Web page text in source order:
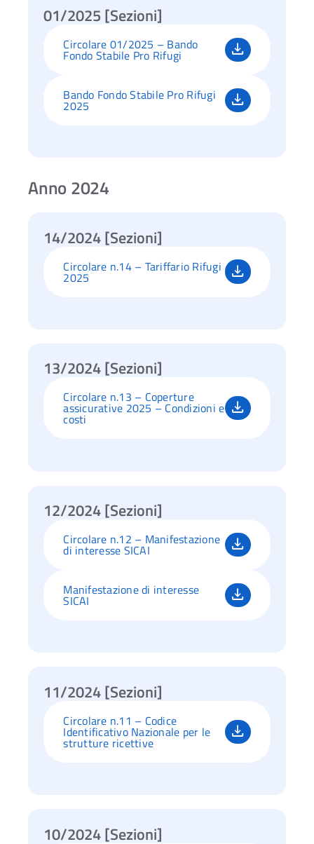
01/2025 [Sezioni]
Circolare 01/2025 – Bando
Fondo Stabile Pro Rifugi
Bando Fondo Stabile Pro Rifugi
2025
Anno 2024
14/2024 [Sezioni]
Circolare n.14 – Tariffario Rifugi
2025
13/2024 [Sezioni]
Circolare n.13 – Coperture
assicurative 2025 – Condizioni e
costi
12/2024 [Sezioni]
Circolare n.12 – Manifestazione
di interesse SICAI
Manifestazione di interesse
SICAI
11/2024 [Sezioni]
Circolare n.11 – Codice
Identificativo Nazionale per le
strutture ricettive
10/2024 [Sezioni]